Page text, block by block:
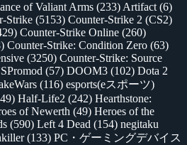
of Valiant Arms (233) Artifact (6)
Strike (5153) Counter-Strike 2 (CS2)
Counter-Strike Online (260)
Counter-Strike: Condition Zero (63)
(3250) Counter-Strike: Source
(57) DOOM3 (102) Dota 2
(116) esports(eスポーツ)
Half-Life2 (242) Hearthstone:
of Newerth (49) Heroes of the
(590) Left 4 Dead (154) negitaku
(133) PC・ゲーミングデバイス